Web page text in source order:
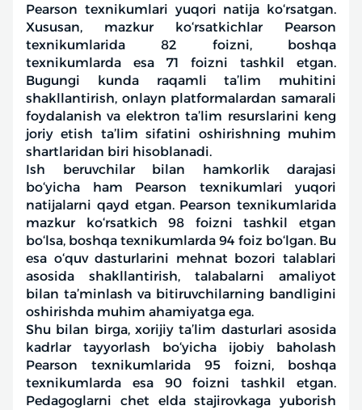
Pearson texnikumlari yuqori natija ko‘rsatgan.
Xususan, mazkur ko‘rsatkichlar Pearson
texnikumlarida 82 foizni, boshqa
texnikumlarda esa 71 foizni tashkil etgan.
Bugungi kunda raqamli ta’lim muhitini
shakllantirish, onlayn platformalardan samarali
foydalanish va elektron ta’lim resurslarini keng
joriy etish ta’lim sifatini oshirishning muhim
shartlaridan biri hisoblanadi.
Ish beruvchilar bilan hamkorlik darajasi
bo‘yicha ham Pearson texnikumlari yuqori
natijalarni qayd etgan. Pearson texnikumlarida
mazkur ko‘rsatkich 98 foizni tashkil etgan
bo‘lsa, boshqa texnikumlarda 94 foiz bo‘lgan. Bu
esa o‘quv dasturlarini mehnat bozori talablari
asosida shakllantirish, talabalarni amaliyot
bilan ta’minlash va bitiruvchilarning bandligini
oshirishda muhim ahamiyatga ega.
Shu bilan birga, xorijiy ta’lim dasturlari asosida
kadrlar tayyorlash bo‘yicha ijobiy baholash
Pearson texnikumlarida 95 foizni, boshqa
texnikumlarda esa 90 foizni tashkil etgan.
Pedagoglarni chet elda stajirovkaga yuborish